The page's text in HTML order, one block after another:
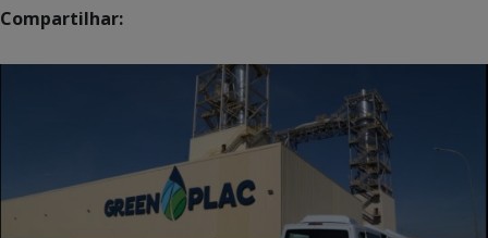
Compartilhar: